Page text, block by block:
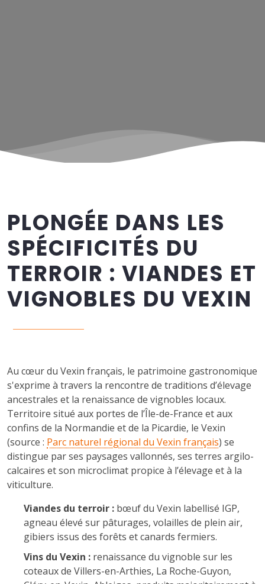
PLONGÉE DANS LES
SPÉCIFICITÉS DU
TERROIR : VIANDES ET
VIGNOBLES DU VEXIN
Au cœur du Vexin français, le patrimoine gastronomique
s'exprime à travers la rencontre de traditions d’élevage
ancestrales et la renaissance de vignobles locaux.
Territoire situé aux portes de l’Île-de-France et aux
confins de la Normandie et de la Picardie, le Vexin
(source : Parc naturel régional du Vexin français) se
distingue par ses paysages vallonnés, ses terres argilo-
calcaires et son microclimat propice à l’élevage et à la
viticulture.
Viandes du terroir : bœuf du Vexin labellisé IGP,
agneau élevé sur pâturages, volailles de plein air,
gibiers issus des forêts et canards fermiers.
Vins du Vexin : renaissance du vignoble sur les
coteaux de Villers-en-Arthies, La Roche-Guyon,